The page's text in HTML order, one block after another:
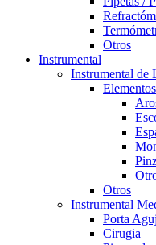
Otros
Instrumental
Instrumental de
Otros
Instrumental
Porta
Cirugia